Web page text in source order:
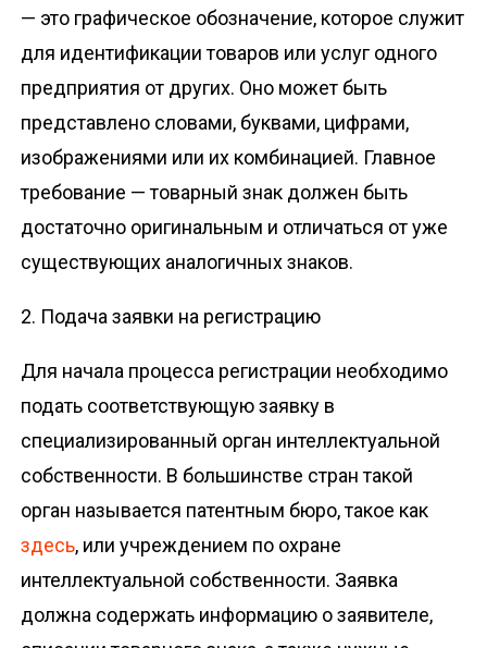
— это графическое обозначение, которое служит
для идентификации товаров или услуг одного
предприятия от других. Оно может быть
представлено словами, буквами, цифрами,
изображениями или их комбинацией. Главное
требование — товарный знак должен быть
достаточно оригинальным и отличаться от уже
существующих аналогичных знаков.
2. Подача заявки на регистрацию
Для начала процесса регистрации необходимо
подать соответствующую заявку в
специализированный орган интеллектуальной
собственности. В большинстве стран такой
орган называется патентным бюро, такое как
здесь, или учреждением по охране
интеллектуальной собственности. Заявка
должна содержать информацию о заявителе,